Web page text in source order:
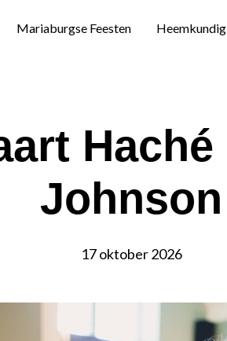
Mariaburgse Feesten
Haché
Johnson
17 oktober 2026